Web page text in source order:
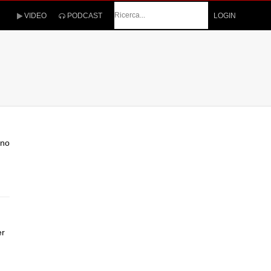
VIDEO PODCAST
LOGIN